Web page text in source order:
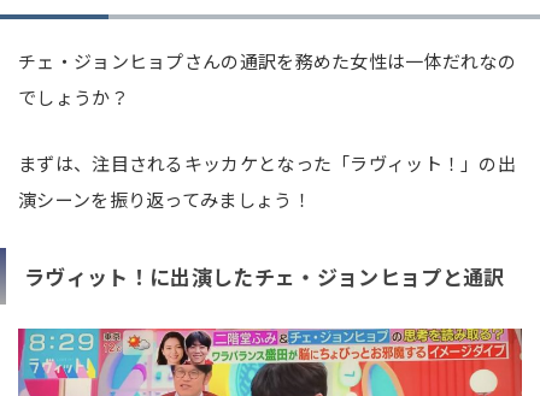
チェ・ジョンヒョプさんの通訳を務めた女性は一体だれなの
でしょうか？
まずは、注目されるキッカケとなった「ラヴィット！」の出
演シーンを振り返ってみましょう！
ラヴィット！に出演したチェ・ジョンヒョプと通訳